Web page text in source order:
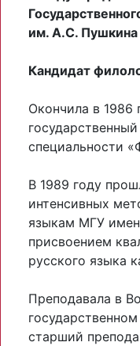
им. А.С. Пушкина
Кандидат
Окончила в 1986
специальности
В 1989 году
интенсивных
языкам МГУ
присвоением
русского языка
Преподавала в
старший